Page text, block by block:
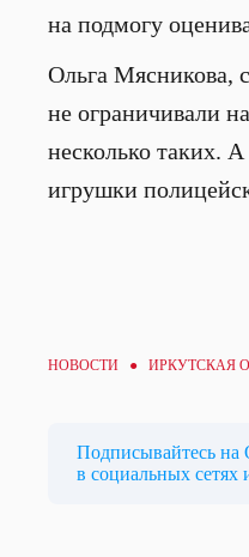
на подмогу
Ольга Мясникова,
не ограничивали
несколько таких.
игрушки
НОВОСТИ ● ИРКУТСКАЯ
Подписывайтесь
в социальных сетях